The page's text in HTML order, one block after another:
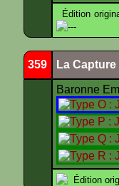
Édition
---
359 La
Baronne
Édition